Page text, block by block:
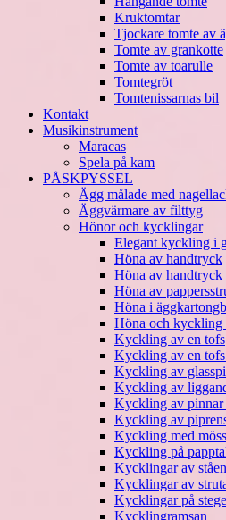
Kruktomtar
Tjockare tomte av
Tomte av grankotte
Tomte av toarulle
Tomtegröt
Tomtenissarnas bil
Kontakt
Musikinstrument
Maracas
Spela på kam
PÅSKPYSSEL
Ägg målade med
Äggvärmare av filttyg
Hönor och kycklingar
Elegant kyckling i
Höna av handtryck
Höna av handtryck
Höna av
Höna i
Höna och
Kyckling av en tofs
Kyckling av en
Kyckling av
Kyckling av
Kyckling av pinnar
Kyckling av
Kyckling med
Kyckling på
Kycklingar av
Kycklingar av
Kycklingar på stege
Kycklingramsan